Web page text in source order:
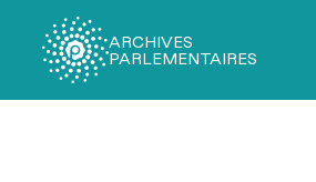
ARCHIVES
PARLEMENTAIRES